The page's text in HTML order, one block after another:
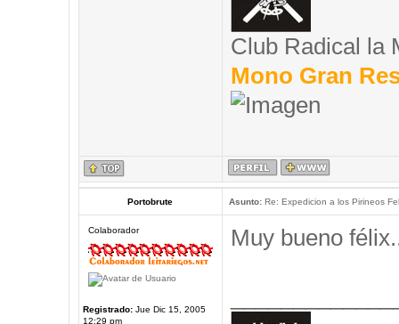
Club Radical la
Mono Gran
Portobrute Asunto:Re: Expedicion a los Pirineos
Colaborador
Registrado:Jue Dic 15, 2005
12:29 pm
Muy bueno